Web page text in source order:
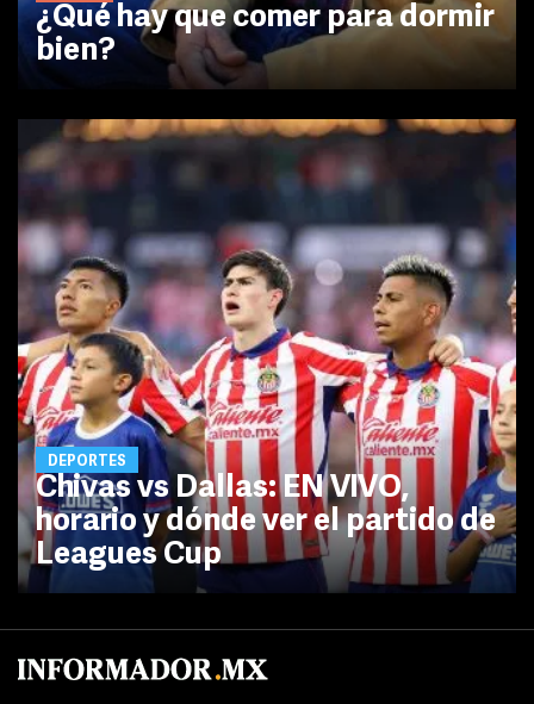
¿Qué hay que comer para dormir
bien?
DEPORTES
Chivas vs Dallas: EN VIVO,
horario y dónde ver el partido de
Leagues Cup